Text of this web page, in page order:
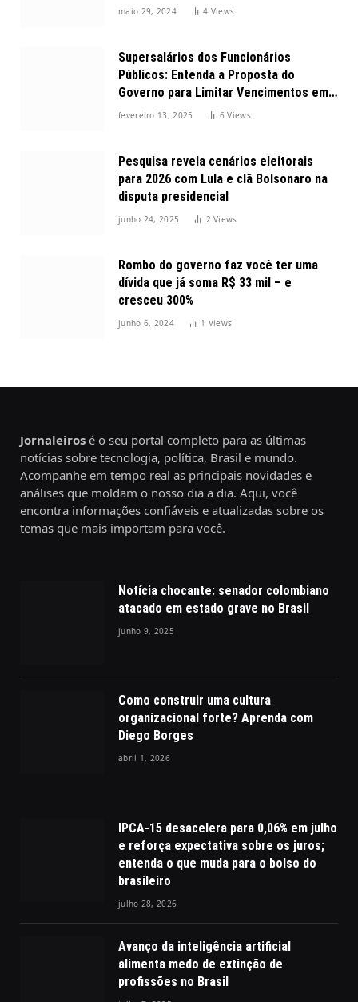
maio 29, 2024 4 Views
Supersalários dos Funcionários
Públicos: Entenda a Proposta do
Governo para Limitar Vencimentos em
2025
fevereiro 13, 2025 6Views
Pesquisa revela cenários eleitorais
para 2026 com Lula e clã Bolsonaro na
disputa presidencial
junho 24, 2025 2Views
Rombo do governo faz você ter uma
dívida que já soma R$ 33 mil – e
cresceu 300%
junho 6, 2024 1 Views
Jornaleiros é o seu portal completo para as últimas
notícias sobre tecnologia, política, Brasil e mundo.
Acompanhe em tempo real as principais novidades e
análises que moldam o nosso dia a dia. Aqui, você
encontra informações confiáveis e atualizadas sobre os
temas que mais importam para você.
Notícia chocante: senador colombiano
atacado em estado grave no Brasil
junho 9, 2025
Como construir uma cultura
organizacional forte? Aprenda com
Diego Borges
abril 1, 2026
IPCA-15 desacelera para 0,06% em julho
e reforça expectativa sobre os juros;
entenda o que muda para o bolso do
brasileiro
julho 28, 2026
Avanço da inteligência artificial
alimenta medo de extinção de
profissões no Brasil